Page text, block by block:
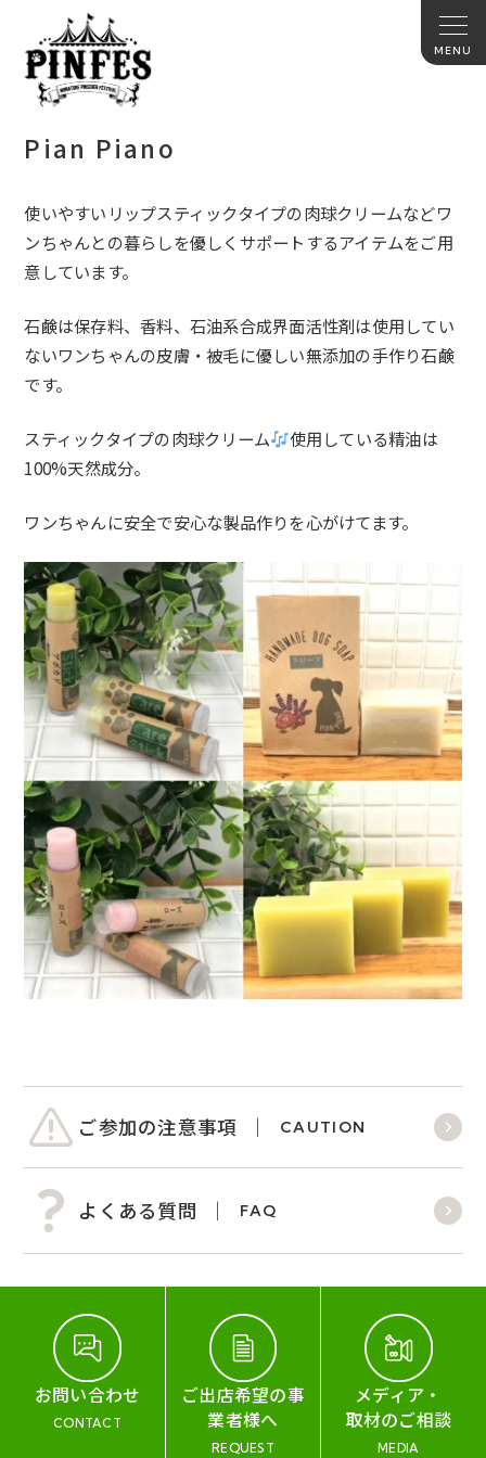
Pian Piano
使いやすいリップスティックタイプの肉球クリームなどワ
ンちゃんとの暮らしを優しくサポートするアイテムをご用
意しています。
石鹸は保存料、香料、石油系合成界面活性剤は使用してい
ないワンちゃんの皮膚・被毛に優しい無添加の手作り石鹸
です。
スティックタイプの肉球クリーム
使用している精油は
100%天然成分。
ワンちゃんに安全で安心な製品作りを心がけてます。
ご参加の注意事項 CAUTION
よくある質問 FAQ
お問い合わせ
CONTACT
ご出店希望の事
業者様へ
REQUEST
メディア・
取材のご相談
MEDIA